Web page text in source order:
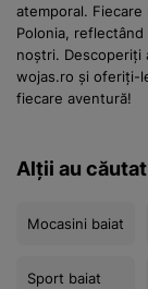
atemporal.
Polonia,
noștri. Descoperiți
wojas.ro și oferiți-
fiecare aventură!
Alții au
Mocasini baiat
Sport baiat